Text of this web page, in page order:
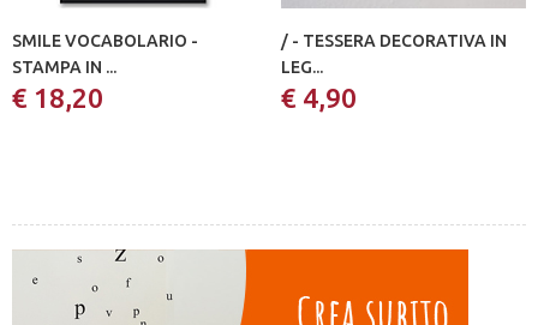
SMILE VOCABOLARIO -
STAMPA IN ...
€ 18,20
/ - TESSERA DECORATIVA IN
LEG...
€ 4,90